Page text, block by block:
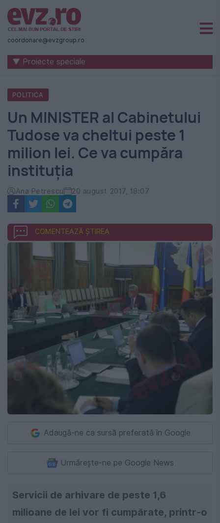
Știri
naționale
internaționale
România
-
Evenimentul
Zilei
coordonare@evzgroup.ro
▼ Proiecte speciale
POLITICA
Un MINISTER al Cabinetului
Tudose va cheltui peste 1
milion lei. Ce va cumpăra
instituția
Ana Petrescu 20 august 2017, 18:07
COMENTEAZĂ ȘTIREA
Adaugă-ne ca sursă preferată în Google
Urmărește-ne pe Google News
Servicii de arhivare de peste 1,6
milioane de lei vor fi cumpărate, printr-o